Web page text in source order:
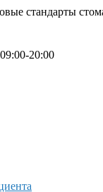
стандарты
20:00